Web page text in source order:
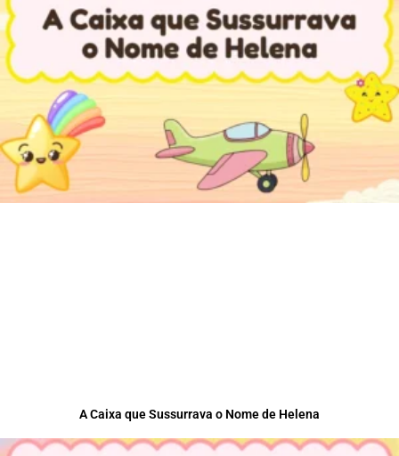
A Caixa que Sussurrava o Nome de Helena